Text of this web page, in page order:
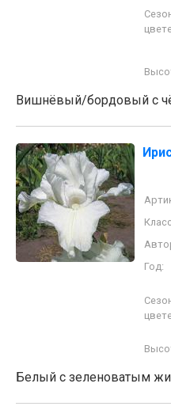
Вишнёвый/бордовый с
Год:
Белый с зеленоватым